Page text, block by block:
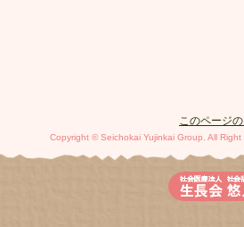
このページ
Copyright © Seichokai Yujinkai Group. All Right